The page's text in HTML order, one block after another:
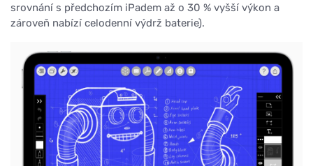
srovnání s předchozím iPadem až o 30 % vyšší výkon a
zároveň nabízí celodenní výdrž baterie).